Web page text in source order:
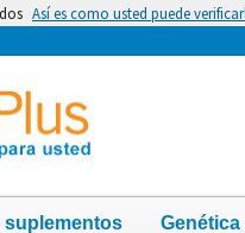
Así es como usted puede
suplementos Genética